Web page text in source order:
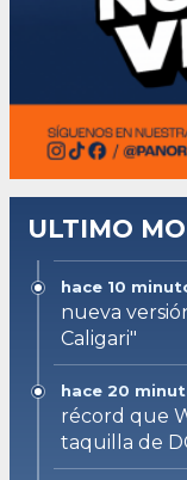
ULTIMO
hace 10
nueva
Caligari"
hace 20
récord que
taquilla de